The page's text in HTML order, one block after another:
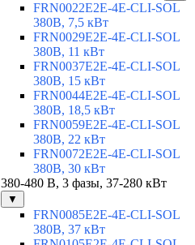
FRN0022E2E-4E-CLI-SOL
380В, 7,5 кВт
FRN0029E2E-4E-CLI-SOL
380В, 11 кВт
FRN0037E2E-4E-CLI-SOL
380В, 15 кВт
FRN0044E2E-4E-CLI-SOL
380В, 18,5 кВт
FRN0059E2E-4E-CLI-SOL
380В, 22 кВт
FRN0072E2E-4E-CLI-SOL
380В, 30 кВт
380-480 В, 3 фазы, 37-280 кВт
▼
FRN0085E2E-4E-CLI-SOL
380В, 37 кВт